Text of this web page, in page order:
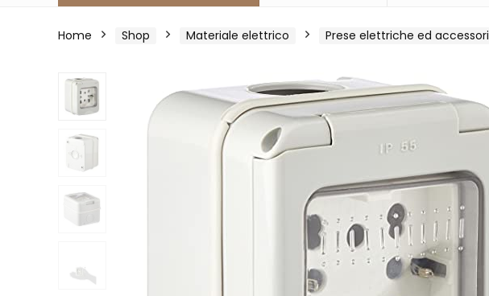
Home Shop Materiale elettrico Prese elettriche ed accessori